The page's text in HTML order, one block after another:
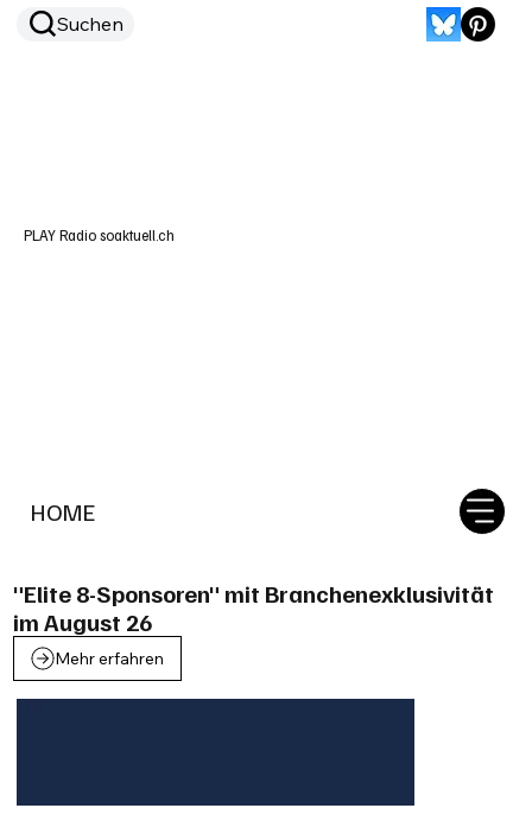
HOME
Suchen
PLAY Radio soaktuell.ch
"Elite 8-Sponsoren" mit Branchenexklusivität
im August 26
Mehr erfahren